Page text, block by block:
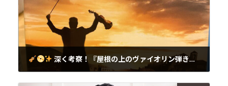
深く考察！『屋根の上のヴァイオリン弾き』の本質に迫る——伝統と変化、家族の葛藤、そして「人は変わらない」という現実